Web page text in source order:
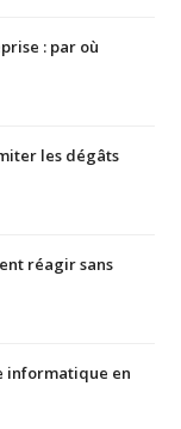
: par où
les dégâts
réagir sans
informatique en